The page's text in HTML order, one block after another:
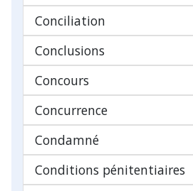
Conciliation
Conclusions
Concours
Concurrence
Condamné
Conditions pénitentiaires